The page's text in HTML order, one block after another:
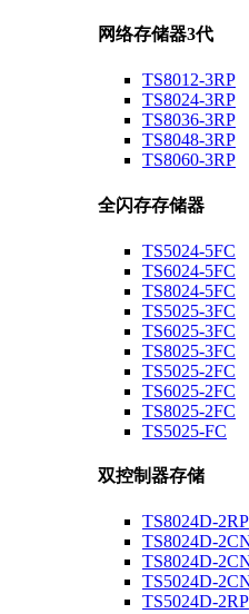
网络存储器3代
TS8012-3RP
TS8024-3RP
TS8036-3RP
TS8048-3RP
TS8060-3RP
全闪存存储器
TS5024-5FC
TS6024-5FC
TS8024-5FC
TS5025-3FC
TS6025-3FC
TS8025-3FC
TS5025-2FC
TS6025-2FC
TS8025-2FC
TS5025-FC
双控制器存储
TS8024D-2RP
TS8024D-
TS8024D-
TS5024D-
TS5024D-2RP